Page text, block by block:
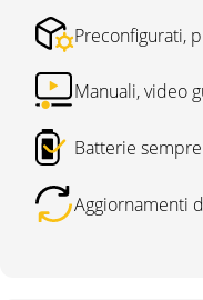
Preconfigurati,
Manuali, video
Batterie
Aggiornamenti